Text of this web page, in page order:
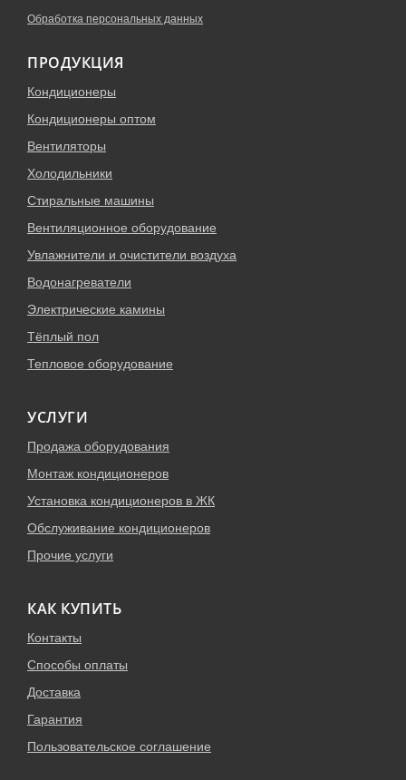
Обработка персональных данных
ПРОДУКЦИЯ
Кондиционеры
Кондиционеры оптом
Вентиляторы
Холодильники
Стиральные машины
Вентиляционное оборудование
Увлажнители и очистители воздуха
Водонагреватели
Электрические камины
Тёплый пол
Тепловое оборудование
УСЛУГИ
Продажа оборудования
Монтаж кондиционеров
Установка кондиционеров в ЖК
Обслуживание кондиционеров
Прочие услуги
КАК КУПИТЬ
Контакты
Способы оплаты
Доставка
Гарантия
Пользовательское соглашение